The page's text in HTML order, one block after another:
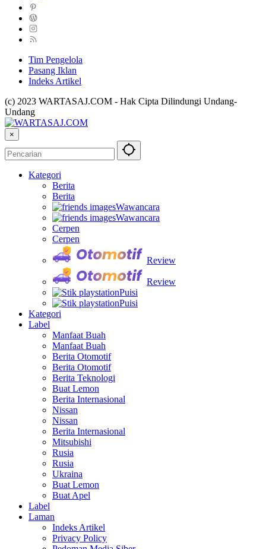
Tim Pengelola
Pasang Iklan
Indeks Artikel
(c) 2023 WARTASAJ.COM - Hak Cipta Dilindungi Undang-
Undang
×
Kategori
Berita
Berita
Wawancara
Wawancara
Cerpen
Cerpen
Review
Review
Puisi
Puisi
Kategori
Label
Manfaat Buah
Manfaat Buah
Berita Otomotif
Berita Otomotif
Berita Teknologi
Buat Lemon
Berita Internasional
Nissan
Nissan
Berita Internasional
Mitsubishi
Rusia
Rusia
Ukraina
Buat Lemon
Buat Apel
Label
Laman
Indeks Artikel
Privacy Policy